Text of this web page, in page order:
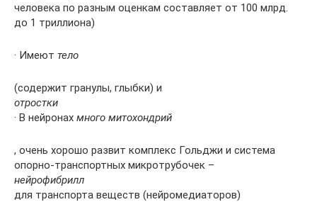
человека по разным оценкам составляет от 100 млрд.
до 1 триллиона)
· Имеют тело
(содержит гранулы, глыбки) и
отростки
· В нейронах много митохондрий
, очень хорошо развит комплекс Гольджи и система
опорно-транспортных микротрубочек –
нейрофибрилл
для транспорта веществ (нейромедиаторов)